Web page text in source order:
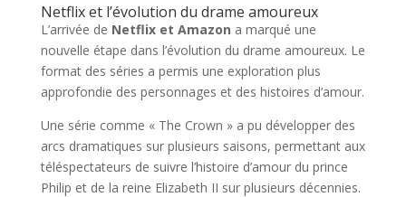
Netflix et l’évolution du drame amoureux
L’arrivée de Netflix et Amazon a marqué une
nouvelle étape dans l’évolution du drame amoureux. Le
format des séries a permis une exploration plus
approfondie des personnages et des histoires d’amour.
Une série comme « The Crown » a pu développer des
arcs dramatiques sur plusieurs saisons, permettant aux
téléspectateurs de suivre l’histoire d’amour du prince
Philip et de la reine Elizabeth II sur plusieurs décennies.